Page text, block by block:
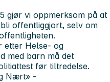
gjør vi oppmerksom på at
offentliggjort, selv om
etter Helse- og
med barn må det
før tiltredelse.
Nært» -